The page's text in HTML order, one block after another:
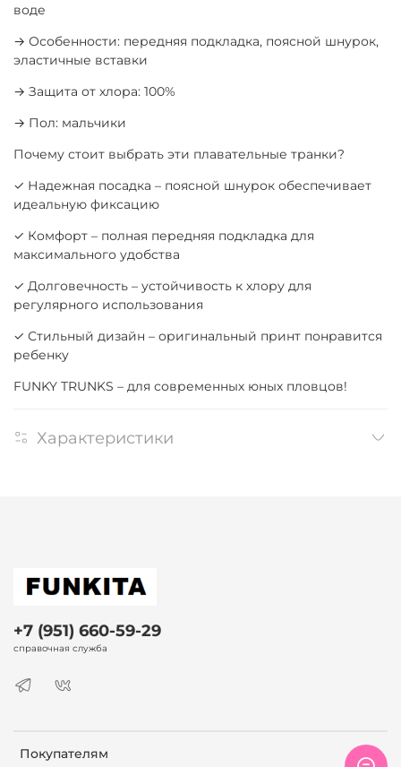
воде
→ Особенности: передняя подкладка, поясной шнурок,
эластичные вставки
→ Защита от хлора: 100%
→ Пол: мальчики
Почему стоит выбрать эти плавательные транки?
✓ Надежная посадка – поясной шнурок обеспечивает
идеальную фиксацию
✓ Комфорт – полная передняя подкладка для
максимального удобства
✓ Долговечность – устойчивость к хлору для
регулярного использования
✓ Стильный дизайн – оригинальный принт понравится
ребенку
FUNKY TRUNKS – для современных юных пловцов!
Характеристики
Покупателям
+7 (951) 660-59-29
справочная служба